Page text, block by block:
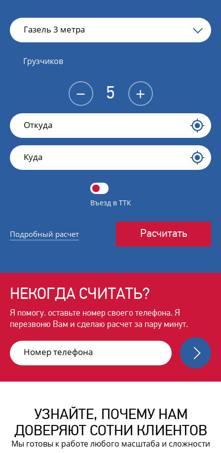
Газель 3 метра
Грузчиков
− +
Въезд в ТТК
Подробный расчет Расчитать
НЕКОГДА СЧИТАТЬ?
Я помогу. оставьте номер своеготелефона. Я
перезвоню Вам и сделаю расчет за пару минут.
УЗНАЙТЕ, ПОЧЕМУ НАМ
ДОВЕРЯЮТ СОТНИ КЛИЕНТОВ
Мы готовы к работе любого масштаба и сложности